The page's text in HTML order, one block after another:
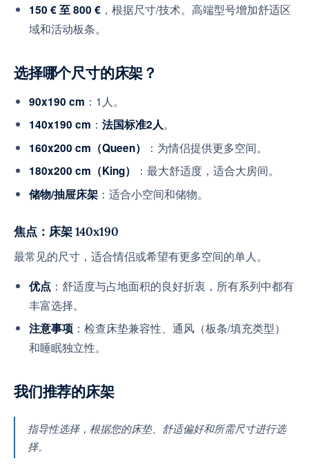
150 € 至 800 € ，根据尺寸/技术。高端型号增加舒适区
域和活动板条。
选择哪个尺寸的床架？
90x190 cm ：1人。
140x190 cm ：法国标准2人。
160x200 cm（Queen）
：为情侣提供更多空间。
180x200 cm（King）
：最大舒适度，适合大房间。
储物/抽屉床架 ：适合小空间和储物。
焦点：床架140x190
最常见的尺寸，适合情侣或希望有更多空间的单人。
优点 ：舒适度与占地面积的良好折衷，所有系列中都有
丰富选择。
注意事项 ：检查床垫兼容性、通风（板条/填充类型）
和睡眠独立性。
我们推荐的床架
指导性选择，根据您的床垫、舒适偏好和所需尺寸进行选
择。